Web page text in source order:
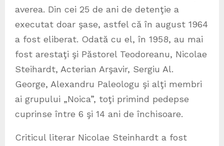
averea. Din cei 25 de ani de detenţie a
executat doar şase, astfel că în august 1964
a fost eliberat. Odată cu el, în 1958, au mai
fost arestaţi şi Păstorel Teodoreanu, Nicolae
Steihardt, Acterian Arşavir, Sergiu Al.
George, Alexandru Paleologu şi alţi membri
ai grupului „Noica”, toţi primind pedepse
cuprinse între 6 şi 14 ani de închisoare.
Criticul literar Nicolae Steinhardt a fost